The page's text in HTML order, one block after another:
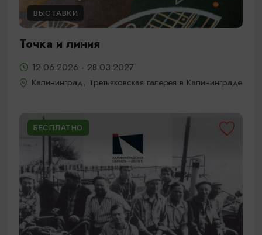
ВЫСТАВКИ
Точка и линия
12.06.2026 - 28.03.2027
Калининград, Третьяковская галерея в Калининграде
БЕСПЛАТНО